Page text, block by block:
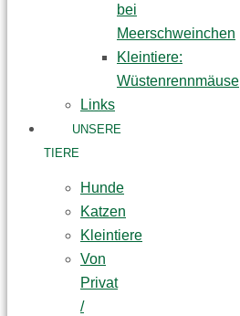
bei
Meerschweinchen
Kleintiere:
Wüstenrennmäuse
Links
UNSERE
TIERE
Hunde
Katzen
Kleintiere
Von
Privat
/